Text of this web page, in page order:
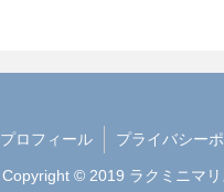
プロフィール プライバシー
Copyright © 2019 ラクミニマ